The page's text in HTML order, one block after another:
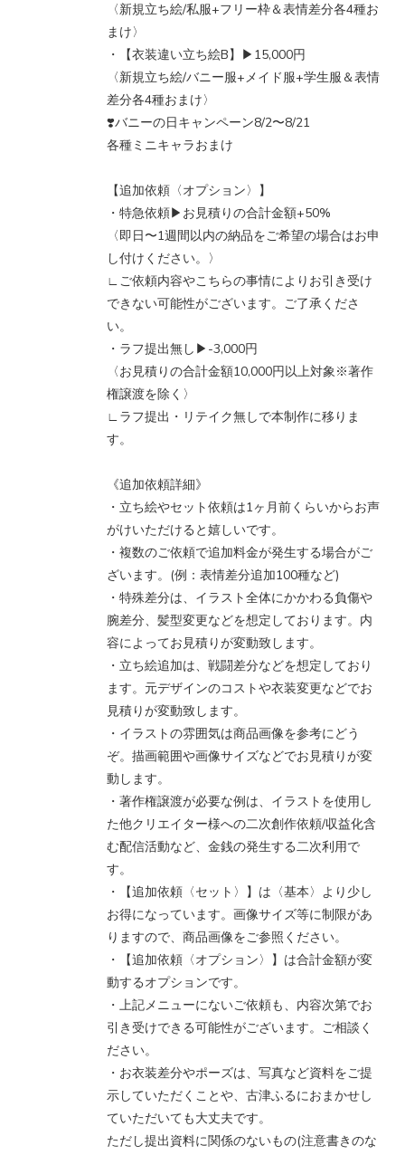
〈新規立ち絵/私服+フリー枠＆表情差分各4種お
まけ〉
・【衣装違い立ち絵B】▶︎15,000円
〈新規立ち絵/バニー服+メイド服+学生服＆表情
差分各4種おまけ〉
❣️バニーの日キャンペーン8/2〜8/21
各種ミニキャラおまけ
【追加依頼〈オプション〉】
・特急依頼▶︎お見積りの合計金額+50%
〈即日〜1週間以内の納品をご希望の場合はお申
し付けください。〉
∟ご依頼内容やこちらの事情によりお引き受け
できない可能性がございます。ご了承くださ
い。
・ラフ提出無し▶︎-3,000円
〈お見積りの合計金額10,000円以上対象※著作
権譲渡を除く〉
∟ラフ提出・リテイク無しで本制作に移りま
す。
《追加依頼詳細》
・立ち絵やセット依頼は1ヶ月前くらいからお声
がけいただけると嬉しいです。
・複数のご依頼で追加料金が発生する場合がご
ざいます。(例：表情差分追加100種など)
・特殊差分は、イラスト全体にかかわる負傷や
腕差分、髪型変更などを想定しております。内
容によってお見積りが変動致します。
・立ち絵追加は、戦闘差分などを想定しており
ます。元デザインのコストや衣装変更などでお
見積りが変動致します。
・イラストの雰囲気は商品画像を参考にどう
ぞ。描画範囲や画像サイズなどでお見積りが変
動します。
・著作権譲渡が必要な例は、イラストを使用し
た他クリエイター様への二次創作依頼/収益化含
む配信活動など、金銭の発生する二次利用で
す。
・【追加依頼〈セット〉】は〈基本〉より少し
お得になっています。画像サイズ等に制限があ
りますので、商品画像をご参照ください。
・【追加依頼〈オプション〉】は合計金額が変
動するオプションです。
・上記メニューにないご依頼も、内容次第でお
引き受けできる可能性がございます。ご相談く
ださい。
・お衣装差分やポーズは、写真など資料をご提
示していただくことや、古津ふるにおまかせし
ていただいても大丈夫です。
ただし提出資料に関係のないもの(注意書きのな